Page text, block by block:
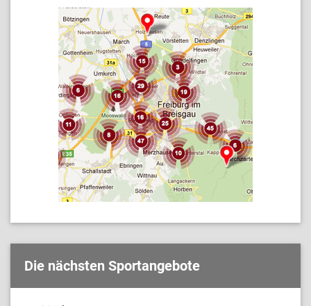
Die nächsten Sportangebote